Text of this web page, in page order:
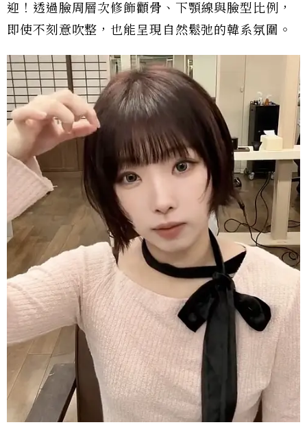
迎！透過臉周層次修飾顴骨、下顎線與臉型比例，
即使不刻意吹整，也能呈現自然鬆弛的韓系氛圍。